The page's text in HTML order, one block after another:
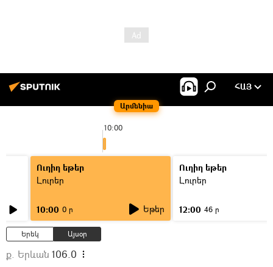
Արմենիա
ՀԱՅ
10:00
Ուղիղ եթեր
Լուրեր
10:00 0 ր Եթեր
Ուղիղ եթեր
Լուրեր
12:00 46 ր
Երեկ Այսօր
ք. Երևան 106.0